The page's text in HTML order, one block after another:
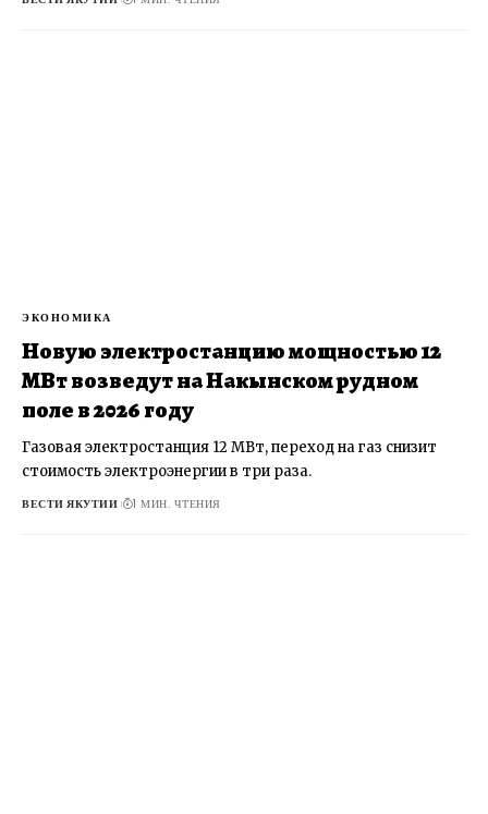
ЭКОНОМИКА
Новую электростанцию мощностью 12
МВт возведут на Накынском рудном
поле в 2026 году
Газовая электростанция 12 МВт, переход на газ снизит
стоимость электроэнергии в три раза.
ВЕСТИ ЯКУТИИ 1 МИН. ЧТЕНИЯ